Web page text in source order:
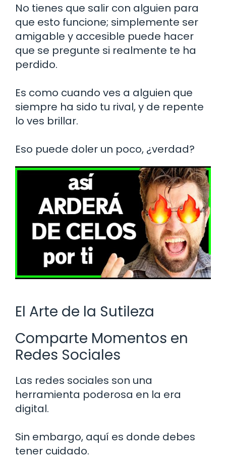
No tienes que salir con alguien para
que esto funcione; simplemente ser
amigable y accesible puede hacer
que se pregunte si realmente te ha
perdido.
Es como cuando ves a alguien que
siempre ha sido tu rival, y de repente
lo ves brillar.
Eso puede doler un poco, ¿verdad?
El Arte de la Sutileza
Comparte Momentos en
Redes Sociales
Las redes sociales son una
herramienta poderosa en la era
digital.
Sin embargo, aquí es donde debes
tener cuidado.